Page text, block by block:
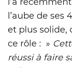
l’aube de ses
et plus solide,
ce rôle : »
réussi à faire